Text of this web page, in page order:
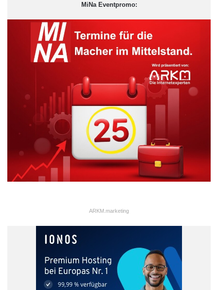
Die nachfolgenden Trendvorträge geben einen Ein- und
Überblick zu den Themen TSN, OPC UA und potentielle
Zukunftsmärkte für den deutschen Maschinenbau.
Der Nachmittag beginnt mit einer spannenden
Podiumsdiskussion zum Internet der Dinge. Im Anschluss
Die vollständige Agenda finden Sie unter www.sercos.de.
Interessenten können sich zur kostenpflichtigen Konferenz
anmelden und vom Frühbucherrabatt profitieren: Sercos
Mitglieder zahlen lediglich 70€, Nicht-Sercos-Mitglieder 120€.
MiNa Eventpromo:
ARKM.marketing